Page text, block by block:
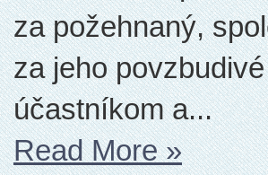
za požehnaný,
za jeho
účastníkom a...
Read More»